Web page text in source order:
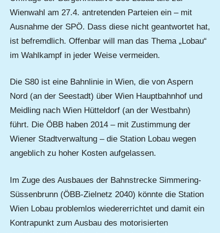
Wienwahl am 27.4. antretenden Parteien ein – mit
Ausnahme der SPÖ. Dass diese nicht geantwortet hat,
ist befremdlich. Offenbar will man das Thema „Lobau“
im Wahlkampf in jeder Weise vermeiden.
Die S80 ist eine Bahnlinie in Wien, die von Aspern
Nord (an der Seestadt) über Wien Hauptbahnhof und
Meidling nach Wien Hütteldorf (an der Westbahn)
führt. Die ÖBB haben 2014 – mit Zustimmung der
Wiener Stadtverwaltung – die Station Lobau wegen
angeblich zu hoher Kosten aufgelassen.
Im Zuge des Ausbaues der Bahnstrecke Simmering-
Süssenbrunn (ÖBB-Zielnetz 2040) könnte die Station
Wien Lobau problemlos wiedererrichtet und damit ein
Kontrapunkt zum Ausbau des motorisierten